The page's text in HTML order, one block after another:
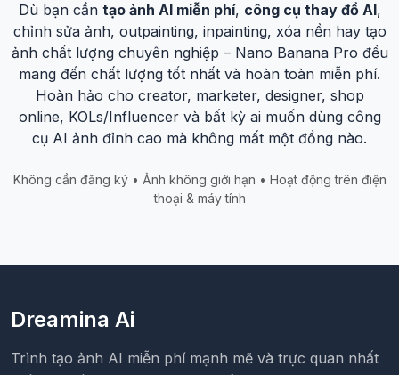
Dù bạn cần tạo ảnh AI miễn phí, công cụ thay đồ AI,
chỉnh sửa ảnh, outpainting, inpainting, xóa nền hay tạo
ảnh chất lượng chuyên nghiệp – Nano Banana Pro đều
mang đến chất lượng tốt nhất và hoàn toàn miễn phí.
Hoàn hảo cho creator, marketer, designer, shop
online, KOLs/Influencer và bất kỳ ai muốn dùng công
cụ AI ảnh đỉnh cao mà không mất một đồng nào.
Không cần đăng ký • Ảnh không giới hạn • Hoạt động trên điện
thoại & máy tính
Dreamina Ai
Trình tạo ảnh AI miễn phí mạnh mẽ và trực quan nhất